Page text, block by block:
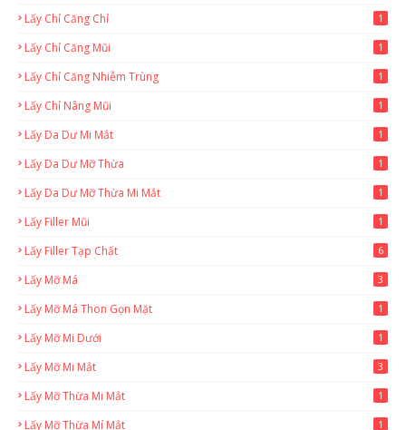
Lấy Chỉ Căng Chỉ 1
Lấy Chỉ Căng Mũi 1
Lấy Chỉ Căng Nhiễm Trùng 1
Lấy Chỉ Nâng Mũi 1
Lấy Da Dư Mi Mắt 1
Lấy Da Dư Mỡ Thừa 1
Lấy Da Dư Mỡ Thừa Mi Mắt 1
Lấy Filler Mũi 1
Lấy Filler Tạp Chất 6
Lấy Mỡ Má 3
Lấy Mỡ Má Thon Gọn Mặt 1
Lấy Mỡ Mi Dưới 1
Lấy Mỡ Mi Mắt 3
Lấy Mỡ Thừa Mi Mắt 1
Lấy Mỡ Thừa Mí Mắt 1